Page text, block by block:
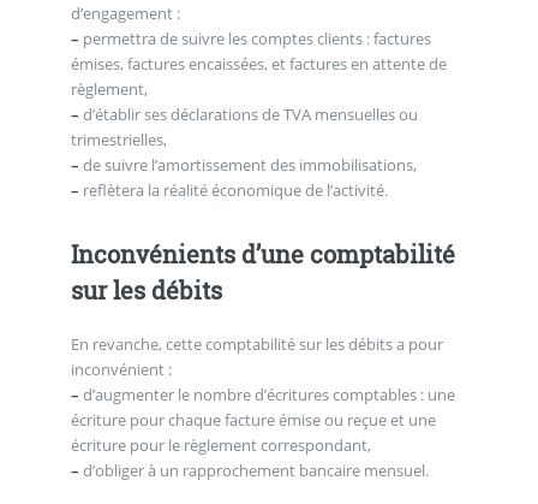
d’engagement :
– permettra de suivre les comptes clients : factures
émises, factures encaissées, et factures en attente de
règlement,
– d’établir ses déclarations de TVA mensuelles ou
trimestrielles,
– de suivre l’amortissement des immobilisations,
– reflètera la réalité économique de l’activité.
Inconvénients d’une comptabilité
sur les débits
En revanche, cette comptabilité sur les débits a pour
inconvénient :
– d’augmenter le nombre d’écritures comptables : une
écriture pour chaque facture émise ou reçue et une
écriture pour le règlement correspondant,
– d’obliger à un rapprochement bancaire mensuel.